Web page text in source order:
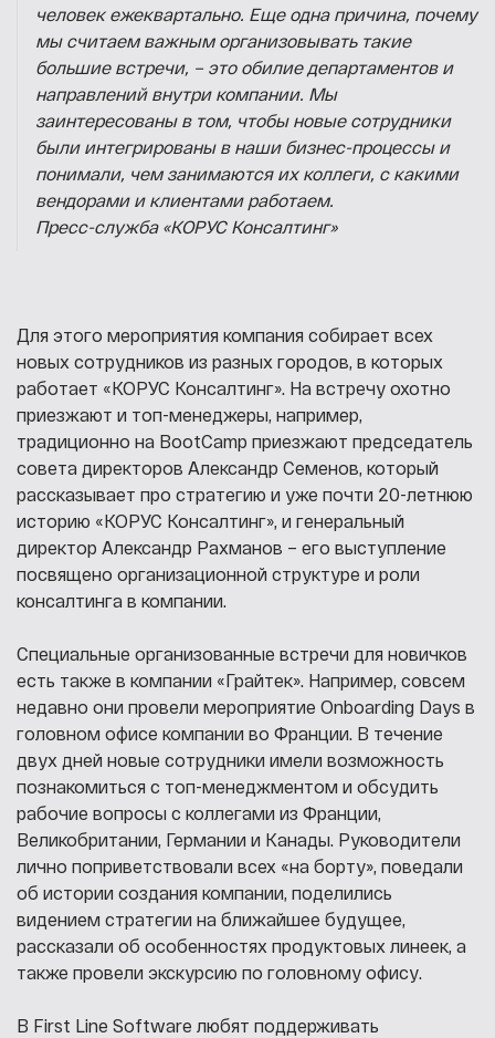
человек ежеквартально. Еще одна причина, почему
мы считаем важным организовывать такие
большие встречи, – это обилие департаментов и
направлений внутри компании. Мы
заинтересованы в том, чтобы новые сотрудники
были интегрированы в наши бизнес-процессы и
понимали, чем занимаются их коллеги, с какими
вендорами и клиентами работаем.
Пресс-служба «КОРУС Консалтинг»
Для этого мероприятия компания собирает всех
новых сотрудников из разных городов, в которых
работает «КОРУС Консалтинг». На встречу охотно
приезжают и топ-менеджеры, например,
традиционно на BootCamp приезжают председатель
совета директоров Александр Семенов, который
рассказывает про стратегию и уже почти 20-летнюю
историю «КОРУС Консалтинг», и генеральный
директор Александр Рахманов – его выступление
посвящено организационной структуре и роли
консалтинга в компании.
Специальные организованные встречи для новичков
есть также в компании «Грайтек». Например, совсем
недавно они провели мероприятие Onboarding Days в
головном офисе компании во Франции. В течение
двух дней новые сотрудники имели возможность
познакомиться с топ-менеджментом и обсудить
рабочие вопросы с коллегами из Франции,
Великобритании, Германии и Канады. Руководители
лично поприветствовали всех «на борту», поведали
об истории создания компании, поделились
видением стратегии на ближайшее будущее,
рассказали об особенностях продуктовых линеек, а
также провели экскурсию по головному офису.
В First Line Software любят поддерживать